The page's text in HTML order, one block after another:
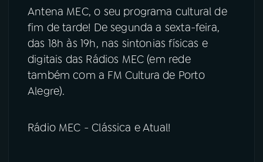
Antena MEC, o seu programa cultural de
fim de tarde! De segunda a sexta-feira,
das 18h às 19h, nas sintonias físicas e
digitais das Rádios MEC (em rede
também com a FM Cultura de Porto
Alegre).
Rádio MEC - Clássica e Atual!